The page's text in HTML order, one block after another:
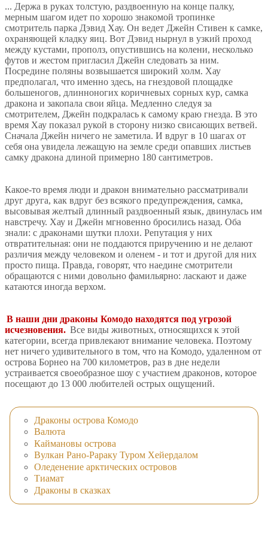
... Держа в руках толстую, раздвоенную на конце палку,
мерным шагом идет по хорошо знакомой тропинке
смотритель парка Дэвид Хау. Он ведет Джейн Стивен к самке,
охраняющей кладку яиц. Вот Дэвид нырнул в узкий проход
между кустами, прополз, опустившись на колени, несколько
футов и жестом пригласил Джейн следовать за ним.
Посредине поляны возвышается широкий холм. Хау
предполагал, что именно здесь, на гнездовой площадке
большеногов, длинноногих коричневых сорных кур, самка
дракона и закопала свои яйца. Медленно следуя за
смотрителем, Джейн подкралась к самому краю гнезда. В это
время Хау показал рукой в сторону низко свисающих ветвей.
Сначала Джейн ничего не заметила. И вдруг в 10 шагах от
себя она увидела лежащую на земле среди опавших листьев
самку дракона длиной примерно 180 сантиметров.
Какое-то время люди и дракон внимательно рассматривали
друг друга, как вдруг без всякого предупреждения, самка,
высовывая желтый длинный раздвоенный язык, двинулась им
навстречу. Хау и Джейн мгновенно бросились назад. Оба
знали: с драконами шутки плохи. Репутация у них
отвратительная: они не поддаются приручению и не делают
различия между человеком и оленем - и тот и другой для них
просто пища. Правда, говорят, что наедине смотрители
обращаются с ними довольно фамильярно: ласкают и даже
катаются иногда верхом.
В наши дни драконы Комодо находятся под угрозой
исчезновения. Все виды животных, относящихся к этой
категории, всегда привлекают внимание человека. Поэтому
нет ничего удивительного в том, что на Комодо, удаленном от
острова Борнео на 700 километров, раз в дне недели
устраивается своеобразное шоу с участием драконов, которое
посещают до 13 000 любителей острых ощущений.
Драконы острова Комодо
Валюта
Каймановы острова
Вулкан Рано-Рараку Туром Хейердалом
Оледенение арктических островов
Тиамат
Драконы в сказках